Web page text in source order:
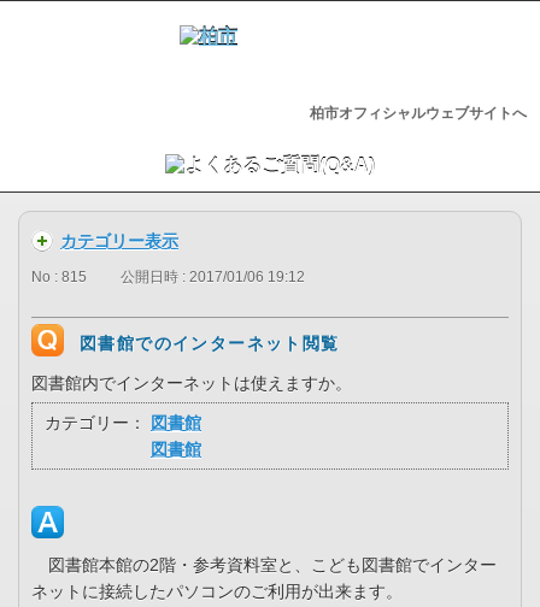
柏市オフィシャルウェブサイトへ
カテゴリー表示
No : 815 公開日時 : 2017/01/06 19:12
図書館でのインターネット閲覧
図書館内でインターネットは使えますか。
カテゴリー：
図書館
図書館
図書館本館の2階・参考資料室と、こども図書館でインター
ネットに接続したパソコンのご利用が出来ます。